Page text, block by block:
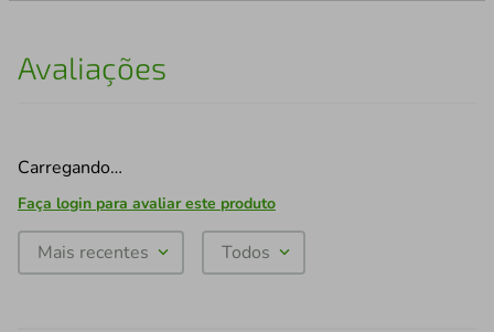
Avaliações
Carregando…
Faça login para avaliar este produto
Mais recentes Todos